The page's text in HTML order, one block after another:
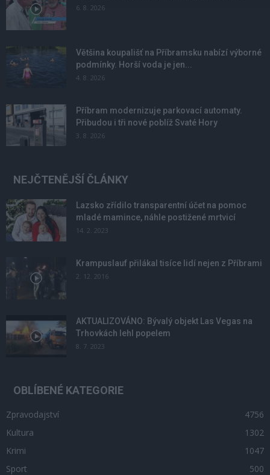
6. 8. 2026
Většina koupališť na Příbramsku nabízí výborné
podmínky. Horší voda je jen...
4. 8. 2026
Příbram modernizuje parkovací automaty.
Přibudou i tři nové poblíž Svaté Hory
3. 8. 2026
NEJČTENĚJŠÍ ČLÁNKY
Lazsko zřídilo transparentní účet na pomoc
mladé mamince, náhle postižené mrtvicí
14. 2. 2023
Krampuslauf přilákal tisíce lidí nejen z Příbrami
2. 12. 2016
AKTUALIZOVÁNO: Bývalý objekt Las Vegas na
Trhovkách lehl popelem
8. 7. 2023
OBLÍBENÉ KATEGORIE
Zpravodajství
4756
Kultura
1302
Krimi
1047
Sport
500